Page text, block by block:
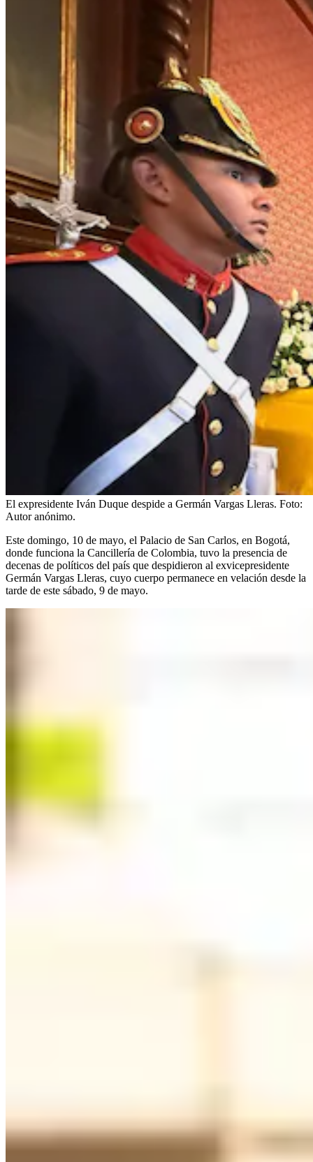
El expresidente Iván Duque despide a Germán Vargas Lleras. Foto:
Autor anónimo.
Este domingo, 10 de mayo, el Palacio de San Carlos, en Bogotá,
donde funciona la Cancillería de Colombia, tuvo la presencia de
decenas de políticos del país que despidieron al exvicepresidente
Germán Vargas Lleras, cuyo cuerpo permanece en velación desde la
tarde de este sábado, 9 de mayo.